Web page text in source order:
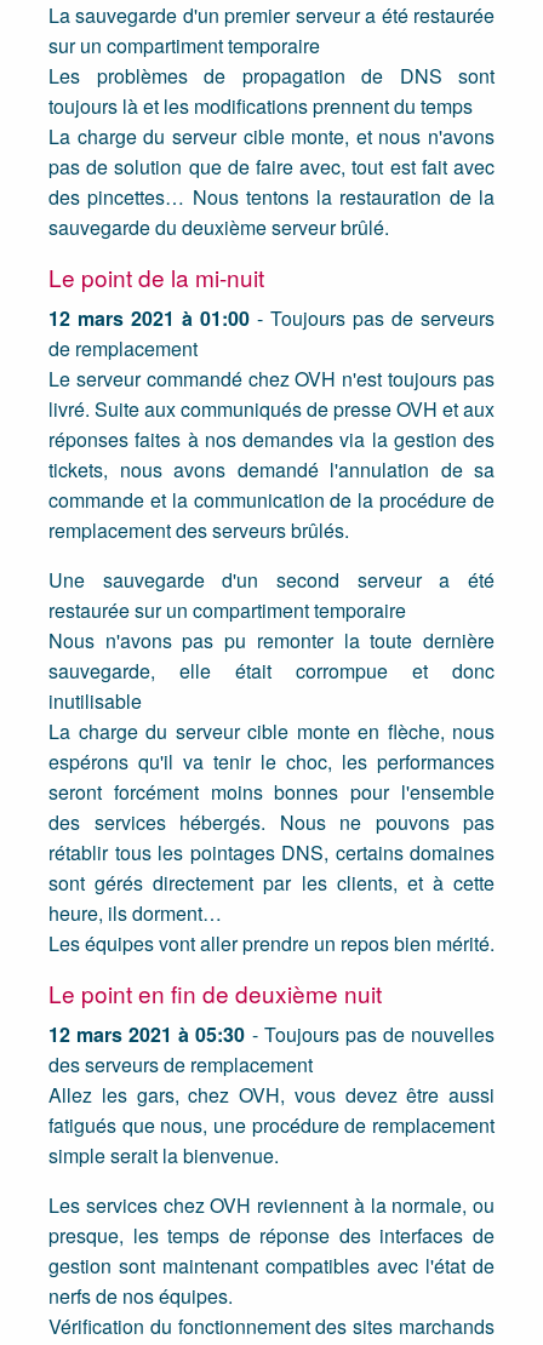
La sauvegarde d'un premier serveur a été restaurée
sur un compartiment temporaire
Les problèmes de propagation de DNS sont
toujours là et les modifications prennent du temps
La charge du serveur cible monte, et nous n'avons
pas de solution que de faire avec, tout est fait avec
des pincettes… Nous tentons la restauration de la
sauvegarde du deuxième serveur brûlé.
Le point de la mi-nuit
12 mars 2021 à 01:00 - Toujours pas de serveurs
de remplacement
Le serveur commandé chez OVH n'est toujours pas
livré. Suite aux communiqués de presse OVH et aux
réponses faites à nos demandes via la gestion des
tickets, nous avons demandé l'annulation de sa
commande et la communication de la procédure de
remplacement des serveurs brûlés.
Une sauvegarde d'un second serveur a été
restaurée sur un compartiment temporaire
Nous n'avons pas pu remonter la toute dernière
sauvegarde, elle était corrompue et donc
inutilisable
La charge du serveur cible monte en flèche, nous
espérons qu'il va tenir le choc, les performances
seront forcément moins bonnes pour l'ensemble
des services hébergés. Nous ne pouvons pas
rétablir tous les pointages DNS, certains domaines
sont gérés directement par les clients, et à cette
heure, ils dorment…
Les équipes vont aller prendre un repos bien mérité.
Le point en fin de deuxième nuit
12 mars 2021 à 05:30 - Toujours pas de nouvelles
des serveurs de remplacement
Allez les gars, chez OVH, vous devez être aussi
fatigués que nous, une procédure de remplacement
simple serait la bienvenue.
Les services chez OVH reviennent à la normale, ou
presque, les temps de réponse des interfaces de
gestion sont maintenant compatibles avec l'état de
nerfs de nos équipes.
Vérification du fonctionnement des sites marchands